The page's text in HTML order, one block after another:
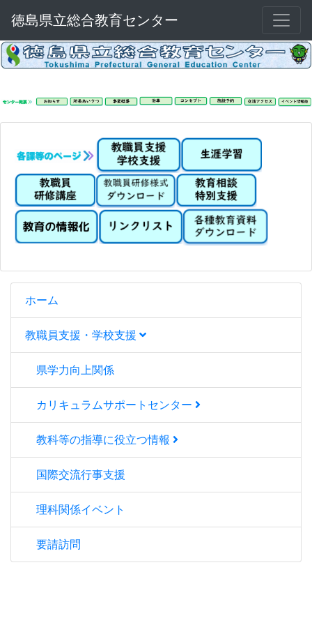
徳島県立総合教育センター
ホーム
教職員支援・学校支援
県学力向上関係
カリキュラムサポートセンター
教科等の指導に役立つ情報
国際交流行事支援
理科関係イベント
要請訪問